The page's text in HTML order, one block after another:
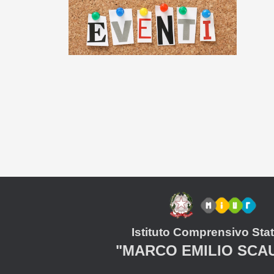
Istituto Comprensivo
"MARCO EMILIO